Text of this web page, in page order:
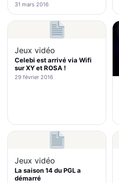
31 mars 2016
Jeux vidéo
Celebi est arrivé via Wifi
sur XY et ROSA !
29 février 2016
Jeux vidéo
La saison 14 du PGL a
démarré